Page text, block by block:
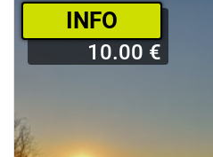
­INFO
10.00 €